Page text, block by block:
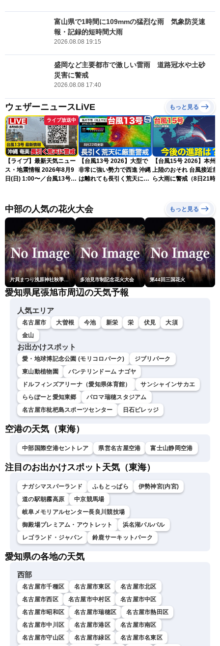
富山県で1時間に109mmの猛烈な雨 気象防災速
報・記録的短時間大雨
2026.08.08 19:15
盛岡など主要都市で激しい雷雨 道路冠水や土砂
災害に警戒
2026.08.08 17:40
ウェザーニュースLiVE もっと見る
ライブ放送中
【ライブ】最新天気ニュー
ス・地震情報 2026年8月9
日(日) 1:00〜／台風13号・
LiVE〉
【台風13号 2026】大型で
非常に強い勢力で西進 沖縄
は離れても長引く荒天に厳
【台風15号 2026】本州
上陸のおそれ 台風接近前
ら大雨に警戒（8日21時
中部の人気の花火大会 もっと見る
片貝まつり浅原神社秋季例大祭奉納大煙火 多治見市制記念花火大会 第44回三国花火
愛知県尾張旭市周辺の天気予報
人気エリア
名古屋市 大曽根 今池 新栄 栄 伏見
大須
金山
お出かけスポット
愛・地球博記念公園 (モリコロパーク)
ジブリパーク
東山動植物園
バンテリンドーム ナゴヤ
ドルフィンズアリーナ（愛知県体育館）
サンシャインサカエ
ららぽーと愛知東郷
パロマ瑞穂スタジアム
名古屋市枇杷島スポーツセンター
日石ビレッジ
空港の天気（東海）
中部国際空港セントレア 県営名古屋空港 富士山静岡空港
注目のお出かけスポット天気（東海）
ナガシマスパーランド ふもとっぱら
伊勢神宮(内宮)
道の駅朝霧高原
中京競馬場
岐阜メモリアルセンター長良川競技場
御殿場プレミアム・アウトレット
浜名湖パルパル
レゴランド・ジャパン
鈴鹿サーキットパーク
愛知県の各地の天気
西部
名古屋市千種区 名古屋市東区
名古屋市北区
名古屋市西区
名古屋市中村区
名古屋市中区
名古屋市昭和区
名古屋市瑞穂区
名古屋市熱田区
名古屋市中川区
名古屋市港区
名古屋市南区
名古屋市守山区
名古屋市緑区 名古屋市名東区